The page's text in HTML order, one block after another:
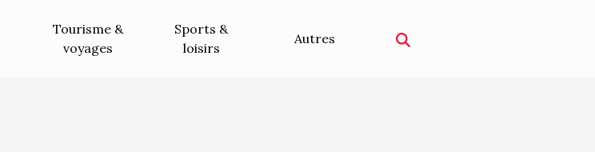
Tourisme &
voyages
Sports &
loisirs
Autres